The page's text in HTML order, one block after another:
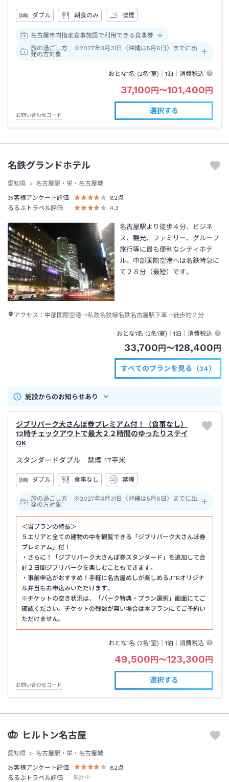
ダブル 朝食のみ 喫煙
名古屋市内指定食事施設で利用できる食事券
旅の過ごし方 ※2027年3月31日（沖縄は5月6日）までに出
発の方対象
おとな1名 (2名1室)｜1泊 ｜消費税込
37,100円〜101,400円
お問い合わせコード
選択する
名鉄グランドホテル
愛知県
名古屋駅・栄・名古屋城
お客様アンケート評価
82点
るるぶトラベル評価
4.3
名古屋駅より徒歩４分、ビジネ
ス、観光、ファミリー、グループ
旅行等に最も便利なシティホテ
ル。中部国際空港へは名鉄特急に
て２８分（最短）です。
アクセス： 中部国際空港→私鉄名鉄線名鉄名古屋駅下車→徒歩約２分
おとな1名 (2名1室)｜1泊 ｜消費税込
33,700 円 〜128,400 円
すべてのプランを見る（34）
施設からのお知らせあり
ジブリパーク大さんぽ券プレミアム付！（食事なし）
12時チェックアウトで最大２２時間のゆったりステイ
OK
スタンダードダブル 禁煙 17平米
ダブル 食事なし 禁煙
旅の過ごし方 ※2027年3月31日（沖縄は5月6日）までに出
発の方対象
＜当プランの特長＞
５エリアと全ての建物の中を観覧できる「ジブリパーク大さんぽ券
プレミアム」付！
・さらに！「ジブリパーク大さんぽ券スタンダード」を追加して合
計２日間ジブリパークを楽しむこともできます。
・事前申込がおすすめ！手軽に名古屋めしが楽しめるJTBオリジナ
ル弁当もお申込みいただけます。
※チケットの空き状況は、「パーク特典・プラン選択」画面にてご
確認ください。チケットの残数が無い場合は本プランにてご予約い
ただけません。
おとな1名 (2名1室)｜1泊 ｜消費税込
49,500 円 〜123,300 円
お問い合わせコード
選択する
ヒルトン名古屋
愛知県
名古屋駅・栄・名古屋城
お客様アンケート評価
82 点
るるぶトラベル評価
集計中